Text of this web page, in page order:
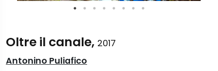
Oltre il canale, 2017
Antonino Puliafico